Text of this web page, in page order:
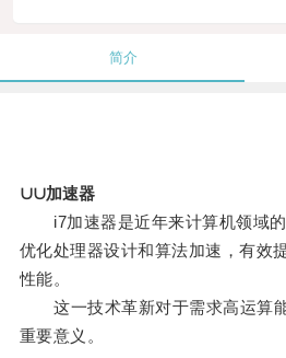
简介
∪∪加速器
i7加速器是近年来计算机领域的
优化处理器设计和算法加速，有效
性能。
这一技术革新对于需求高运算
重要意义。